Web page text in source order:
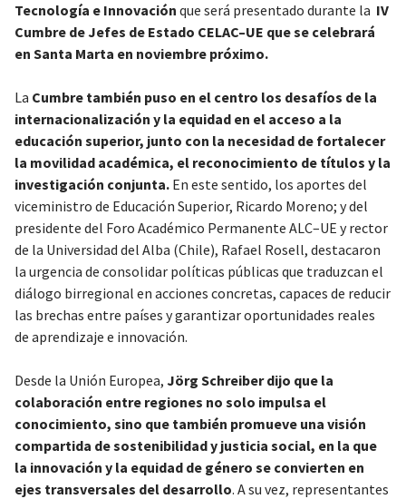
Tecnología e Innovación que será presentado durante la IV
Cumbre de Jefes de Estado CELAC–UE que se celebrará
en Santa Marta en noviembre próximo.
La Cumbre también puso en el centro los desafíos de la
internacionalización y la equidad en el acceso a la
educación superior, junto con la necesidad de fortalecer
la movilidad académica, el reconocimiento de títulos y la
investigación conjunta.En este sentido, los aportes del
viceministro de Educación Superior, Ricardo Moreno; y del
presidente del Foro Académico Permanente ALC–UE y rector
de la Universidad del Alba (Chile), Rafael Rosell, destacaron
la urgencia de consolidar políticas públicas que traduzcan el
diálogo birregional en acciones concretas, capaces de reducir
las brechas entre países y garantizar oportunidades reales
de aprendizaje e innovación.
Desde la Unión Europea, Jörg Schreiber dijo que la
colaboración entre regiones no solo impulsa el
conocimiento, sino que también promueve una visión
compartida de sostenibilidad y justicia social, en la que
la innovación y la equidad de género se convierten en
ejes transversales del desarrollo. A su vez, representantes